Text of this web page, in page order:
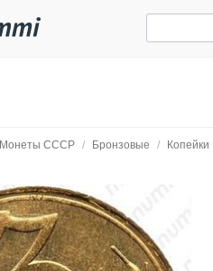
Монеты СССР / Бронзовые / Копейки